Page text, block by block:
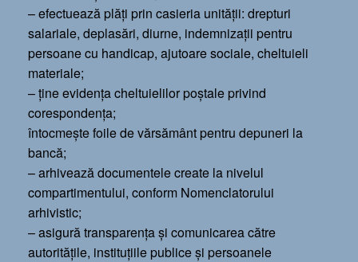
– efectuează plăţi prin casieria unităţii: drepturi
salariale, deplasări, diurne, indemnizaţii pentru
persoane cu handicap, ajutoare sociale, cheltuieli
materiale;
– ţine evidenţa cheltuielilor poştale privind
corespondenţa;
întocmeşte foile de vărsământ pentru depuneri la
bancă;
– arhivează documentele create la nivelul
compartimentului, conform Nomenclatorului
arhivistic;
– asigură transparenţa şi comunicarea către
autorităţile, instituţiile publice şi persoanele